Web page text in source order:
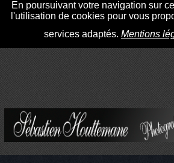
En poursuivant votre navigation sur
l'utilisation de cookies pour vous
services adaptés. Mentions